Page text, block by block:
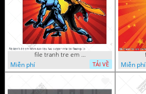
file tranh tre em mam non tieu hoc supper man toi thuong 26
Miễn phí
TẢI VỀ
Miễn phí